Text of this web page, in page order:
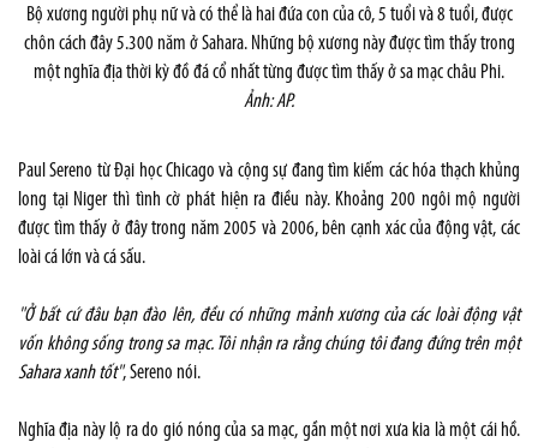
Bộ xương người phụ nữ và có thể là hai đứa con của cô, 5 tuổi và 8 tuổi, được
chôn cách đây 5.300 năm ở Sahara. Những bộ xương này được tìm thấy trong
một nghĩa địa thời kỳ đồ đá cổ nhất từng được tìm thấy ở sa mạc châu Phi.
Ảnh: AP.
Paul Sereno từ Đại họcChicago và cộng sự đang tìm kiếm các hóa thạch khủng
long tại Nigerthì tình cờ phát hiện ra điều này. Khoảng 200 ngôi mộ người
được tìm thấy ở đây trong năm 2005 và 2006, bên cạnh xác của động vật, các
loài cá lớn và cá sấu.
"Ở bất cứ đâu bạn đào lên, đều có những mảnh xương của các loài động vật
vốn không sống trong sa mạc. Tôi nhận ra rằng chúng tôi đang đứng trên một
Saharaxanh tốt", Sereno nói.
Nghĩa địa này lộ ra do gió nóng của sa mạc, gần một nơi xưa kia là một cái hồ.